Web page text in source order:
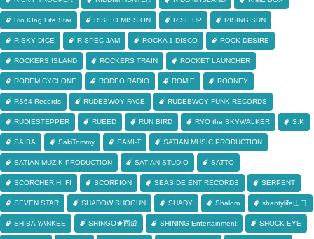
Rio KIng Life Star RISE O MISSION RISE UP RISING SUN
RISKY DICE RISPEC JAM ROCKA 1 DISCO ROCK DESIRE
ROCKERS ISLAND ROCKERS TRAIN ROCKET LAUNCHER
RODEM CYCLONE RODEO RADIO ROMIE ROONEY
RS64 Records RUDEBWOY FACE RUDEBWOY FUNK RECORDS
RUDIESTEPPER RUEED RUN BIRD RYO the SKYWALKER S.K
SAIBA SakiTommy SAMI-T SATIAN MUSIC PRODUCTION
SATIAN MUZIK PRODUCTION SATIAN STUDIO SATTO
SCORCHER HI FI SCORPION SEASIDE ENT RECORDS SERPENT
SEVEN STAR SHADOW SHOGUN SHADY Shalom shantylife山口
SHIBA YANKEE SHINGO★西成 SHINING Entertainment SHOCK EYE